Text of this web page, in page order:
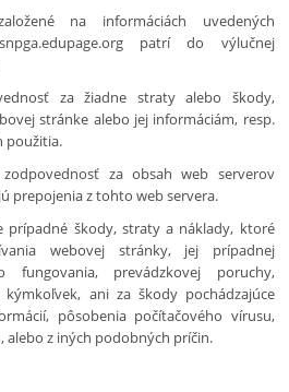
na informáciách uvedených
patrí do výlučnej
za žiadne straty alebo škody,
stránke alebo jej informáciám, resp.
použitia.
za obsah web serverov
prepojenia z tohto web servera.
prípadné škody, straty a náklady, ktoré
webovej stránky, jej prípadnej
fungovania, prevádzkovej poruchy,
ani za škody pochádzajúce
pôsobenia počítačového vírusu,
alebo z iných podobných príčin.